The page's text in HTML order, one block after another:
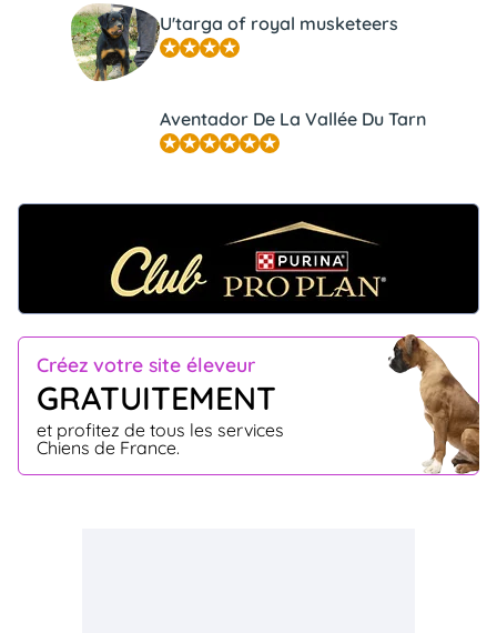
Créez votre site éleveur
GRATUITEMENT
et profitez de tous les services
Chiens de France.
U'targa of royal musketeers
Aventador De La Vallée Du Tarn